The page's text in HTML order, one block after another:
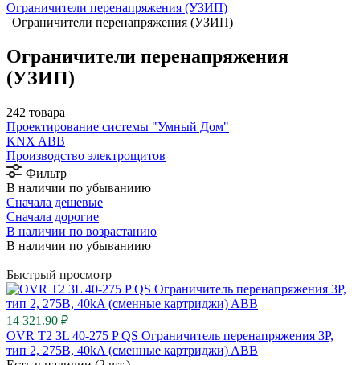
Ограничители перенапряжения (УЗИП)
Ограничители перенапряжения (УЗИП)
Ограничители перенапряжения
(УЗИП)
242 товара
Проектирование системы "Умный Дом"
⁠KNX ABB
Производство электрощитов
Фильтр
В наличии по убываниию
Сначала дешевые
Сначала дорогие
В наличии по возрастанию
В наличии по убываниию
Быстрый просмотр
14 321.90 ₽
OVR T2 3L 40-275 P QS Ограничитель перенапряжения 3P,
тип 2, 275В, 40kA (сменные картриджи) ABB